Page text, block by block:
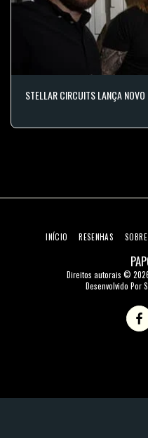
STELLAR CIRCUITS LANÇA
Direitos autorais ©
Desenvolvido Por
INÍCIO RESENHAS